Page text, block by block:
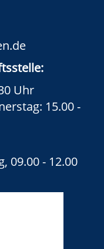
Uhr
15.00 -
09.00 - 12.00